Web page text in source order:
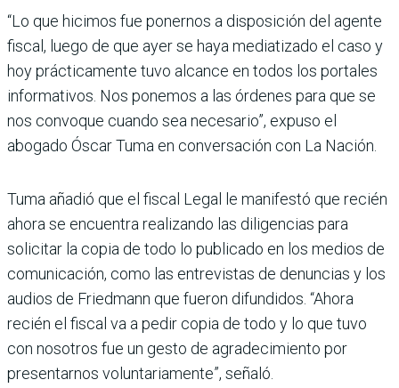
“Lo que hicimos fue ponernos a disposición del agente
fiscal, luego de que ayer se haya mediatizado el caso y
hoy prácticamente tuvo alcance en todos los portales
informativos. Nos ponemos a las órdenes para que se
nos convoque cuando sea necesario”, expuso el
abogado Óscar Tuma en conversación con La Nación.
Tuma añadió que el fiscal Legal le manifestó que recién
ahora se encuentra realizando las diligencias para
solicitar la copia de todo lo publicado en los medios de
comunicación, como las entrevistas de denuncias y los
audios de Friedmann que fueron difundidos. “Ahora
recién el fiscal va a pedir copia de todo y lo que tuvo
con nosotros fue un gesto de agradecimiento por
presentarnos voluntariamente”, señaló.